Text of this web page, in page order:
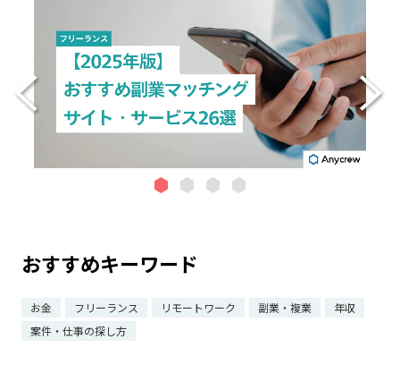
おすすめキーワード
お金 フリーランス リモートワーク 副業・複業
年収
案件・仕事の探し方